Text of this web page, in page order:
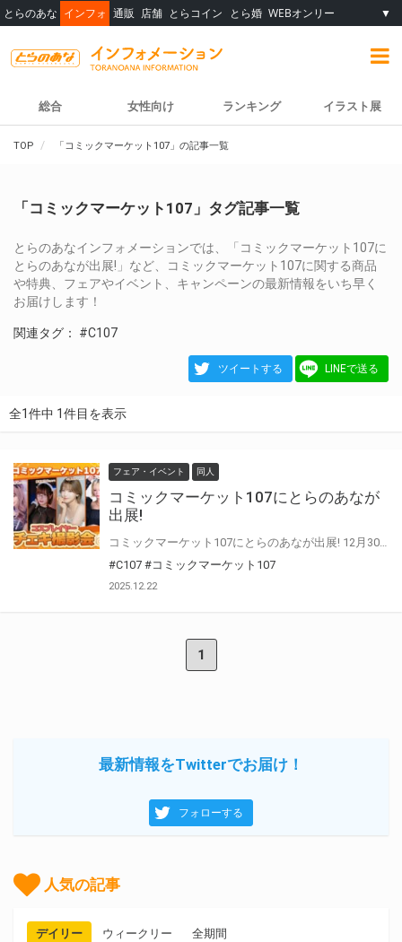
とらのあな インフォ 通販 店舗 とらコイン とら婚 WEBオンリー ▼
総合 女性向け ランキング イラスト展
TOP 「コミックマーケット107」の記事一覧
「コミックマーケット107」タグ記事一覧
とらのあなインフォメーションでは、「コミックマーケット107に
とらのあなが出展!」など、コミックマーケット107に関する商品
や特典、フェアやイベント、キャンペーンの最新情報をいち早く
お届けします！
関連タグ： #C107
ツイートする LINEで送る
全1件中 1件目を表示
フェア・イベント 同人
コミックマーケット107にとらのあなが
出展!
#C107 #コミックマーケット107
2025.12.22
1
最新情報をTwitterでお届け！
フォローする
人気の記事
デイリー ウィークリー 全期間